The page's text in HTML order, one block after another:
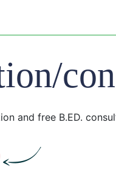
and free B.ED.